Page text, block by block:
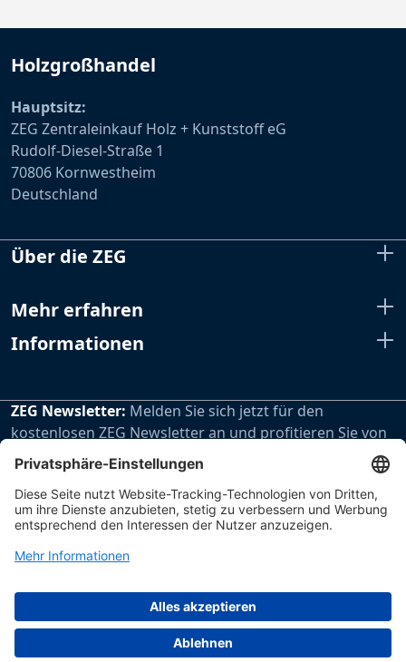
Holzgroßhandel
Hauptsitz:
ZEG Zentraleinkauf Holz + Kunststoff eG
Rudolf-Diesel-Straße 1
70806 Kornwestheim
Deutschland
Über die ZEG
Mehr erfahren
Informationen
ZEG Newsletter: Melden Sie sich jetzt für den
kostenlosen ZEG Newsletter an und profitieren Sie von
den extra Vorteilen unseres regelmäßig erscheinenden
Newsletters.
Zur Newsletteranmeldung
Impressum Datenschutz Hinweisgebersystem